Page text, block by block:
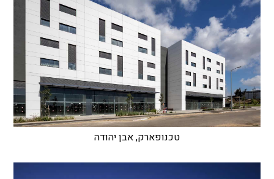
טכנופארק, אבן יהודה